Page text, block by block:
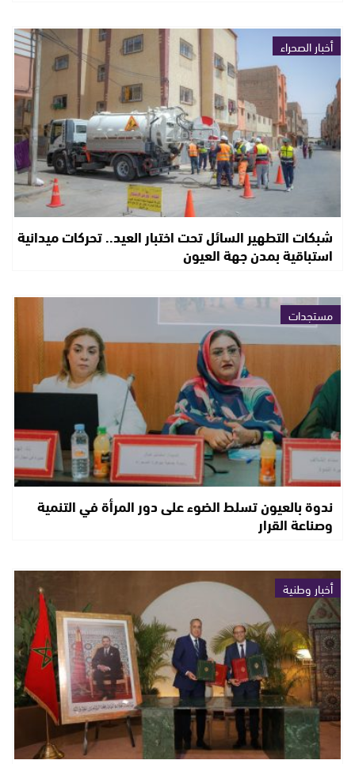
أخبار الصحراء
شبكات التطهير السائل تحت اختبار العيد.. تحركات ميدانية
استباقية بمدن جهة العيون
مستجدات
ندوة بالعيون تسلط الضوء على دور المرأة في التنمية
وصناعة القرار
أخبار وطنية